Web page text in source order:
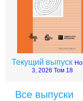
Текущий выпуск
3, 2026 Том 18
Все выпуски